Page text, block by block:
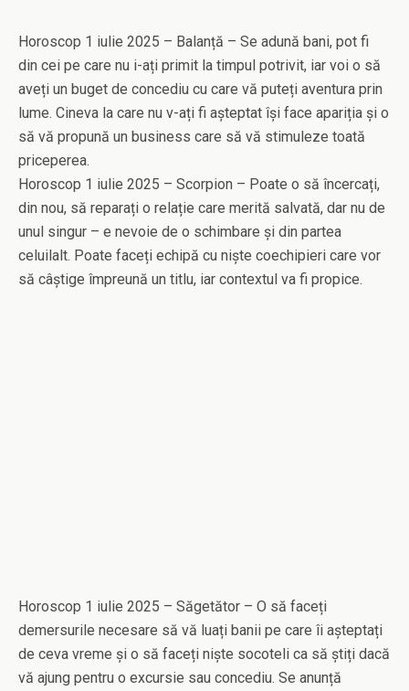
Horoscop 1 iulie 2025 – Balanță – Se adună bani, pot fi
din cei pe care nu i-ați primit la timpul potrivit, iar voi o să
aveți un buget de concediu cu care vă puteți aventura prin
lume. Cineva la care nu v-ați fi așteptat își face apariția și o
să vă propună un business care să vă stimuleze toată
priceperea.
Horoscop 1 iulie 2025 – Scorpion – Poate o să încercați,
din nou, să reparați o relație care merită salvată, dar nu de
unul singur – e nevoie de o schimbare și din partea
celuilalt. Poate faceți echipă cu niște coechipieri care vor
să câștige împreună un titlu, iar contextul va fi propice.
Horoscop 1 iulie 2025 – Săgetător – O să faceți
demersurile necesare să vă luați banii pe care îi așteptați
de ceva vreme și o să faceți niște socoteli ca să știți dacă
vă ajung pentru o excursie sau concediu. Se anunță